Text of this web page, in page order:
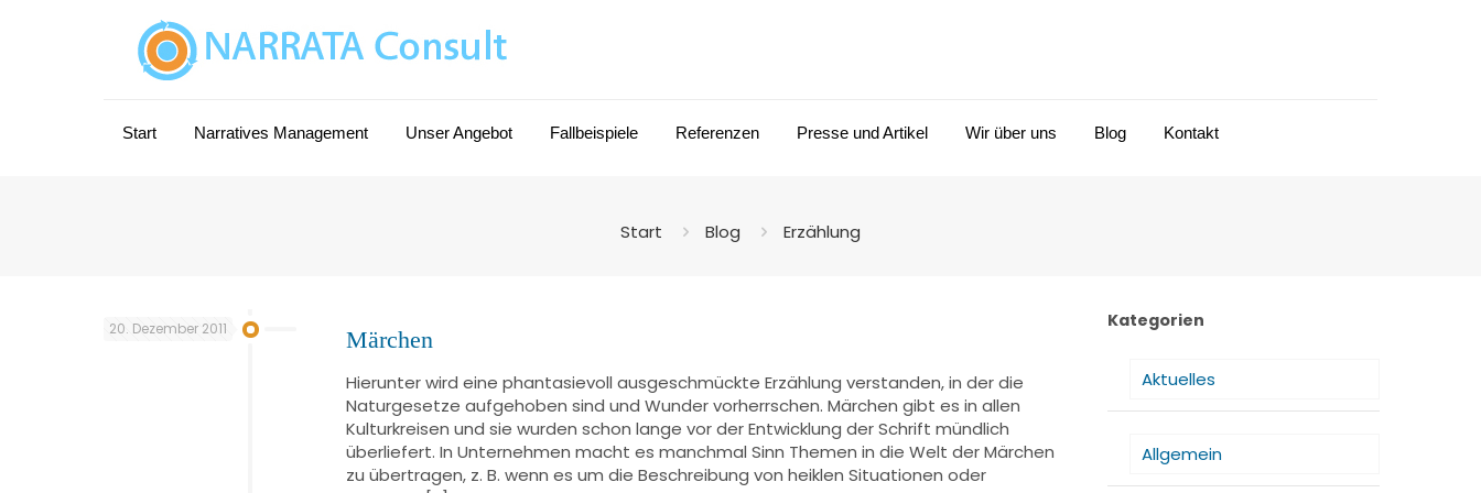
Start Narratives Management Unser Angebot Fallbeispiele Referenzen Presse und Artikel Wir über uns Blog Kontakt
Start Blog Erzählung
20. Dezember 2011 Märchen
Hierunter wird eine phantasievoll ausgeschmückte Erzählung verstanden, in der die
Naturgesetze aufgehoben sind und Wunder vorherrschen. Märchen gibt es in allen
Kulturkreisen und sie wurden schon lange vor der Entwicklung der Schrift mündlich
überliefert. In Unternehmen macht es manchmal Sinn Themen in die Welt der Märchen
zu übertragen, z. B. wenn es um die Beschreibung von heiklen Situationen oder
Kategorien
Aktuelles
Allgemein